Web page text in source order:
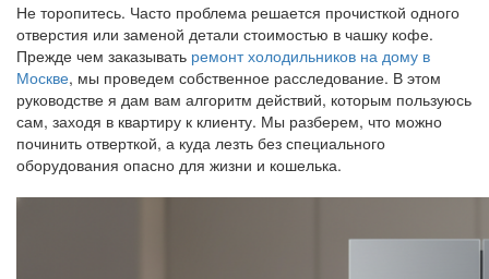
Не торопитесь. Часто проблема решается прочисткой одного
отверстия или заменой детали стоимостью в чашку кофе.
Прежде чем заказывать ремонт холодильников на дому в
Москве, мы проведем собственное расследование. В этом
руководстве я дам вам алгоритм действий, которым пользуюсь
сам, заходя в квартиру к клиенту. Мы разберем, что можно
починить отверткой, а куда лезть без специального
оборудования опасно для жизни и кошелька.